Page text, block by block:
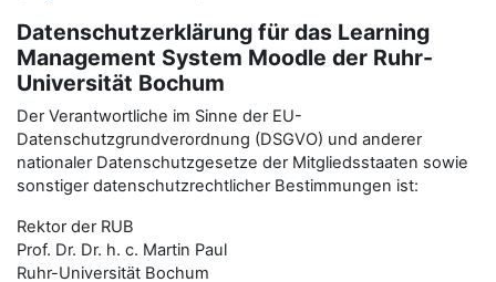
Datenschutzerklärung für das Learning
Management System Moodle der Ruhr-
Universität Bochum
Der Verantwortliche im Sinne der EU-
Datenschutzgrundverordnung (DSGVO) und anderer
nationaler Datenschutzgesetze der Mitgliedsstaaten sowie
sonstiger datenschutzrechtlicher Bestimmungen ist:
Rektor der RUB
Prof. Dr. Dr. h. c. Martin Paul
Ruhr-Universität Bochum